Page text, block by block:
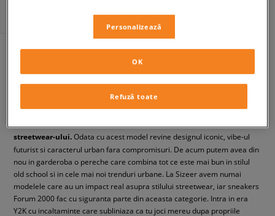
din
streetwear-ului.Odata cu acest model revine designul iconic, vibe-ul
futurist si caracterul urban fara compromisuri. De acum putem avea din
nou in garderoba o pereche care combina tot ce este mai bun in stilul
old school si in cele mai noi trenduri urbane. La Sizeer avem numai
modelele care au un impact real asupra stilului streetwear, iar sneakers
Forum 2000 fac cu siguranta parte din aceasta categorie. Intra in era
Y2K cu incaltaminte care subliniaza ca tu joci mereu dupa propriile
Personalizează
Refuză toate
OK